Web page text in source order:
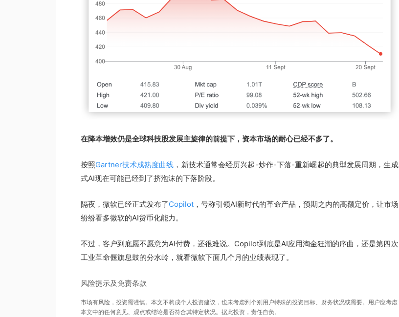
在降本增效仍是全球科技股发展主旋律的前提下，资本市场的耐心已经不多了。
按照Gartner技术成熟度曲线 ，新技术通常会经历兴起-炒作-下落-重新崛起的典型发展周期，生成
式AI现在可能已经到了挤泡沫的下落阶段。
隔夜，微软已经正式发布了Copilot，号称引领AI新时代的革命产品，预期之内的高额定价，让市场
纷纷看多微软的AI货币化能力。
不过，客户到底愿不愿意为AI付费，还很难说。Copilot到底是AI应用淘金狂潮的序曲，还是第四次
工业革命偃旗息鼓的分水岭，就看微软下面几个月的业绩表现了。
风险提示及免责条款
市场有风险，投资需谨慎。本文不构成个人投资建议，也未考虑到个别用户特殊的投资目标、财务状况或需要。用户应考虑
本文中的任何意见、观点或结论是否符合其特定状况。据此投资，责任自负。